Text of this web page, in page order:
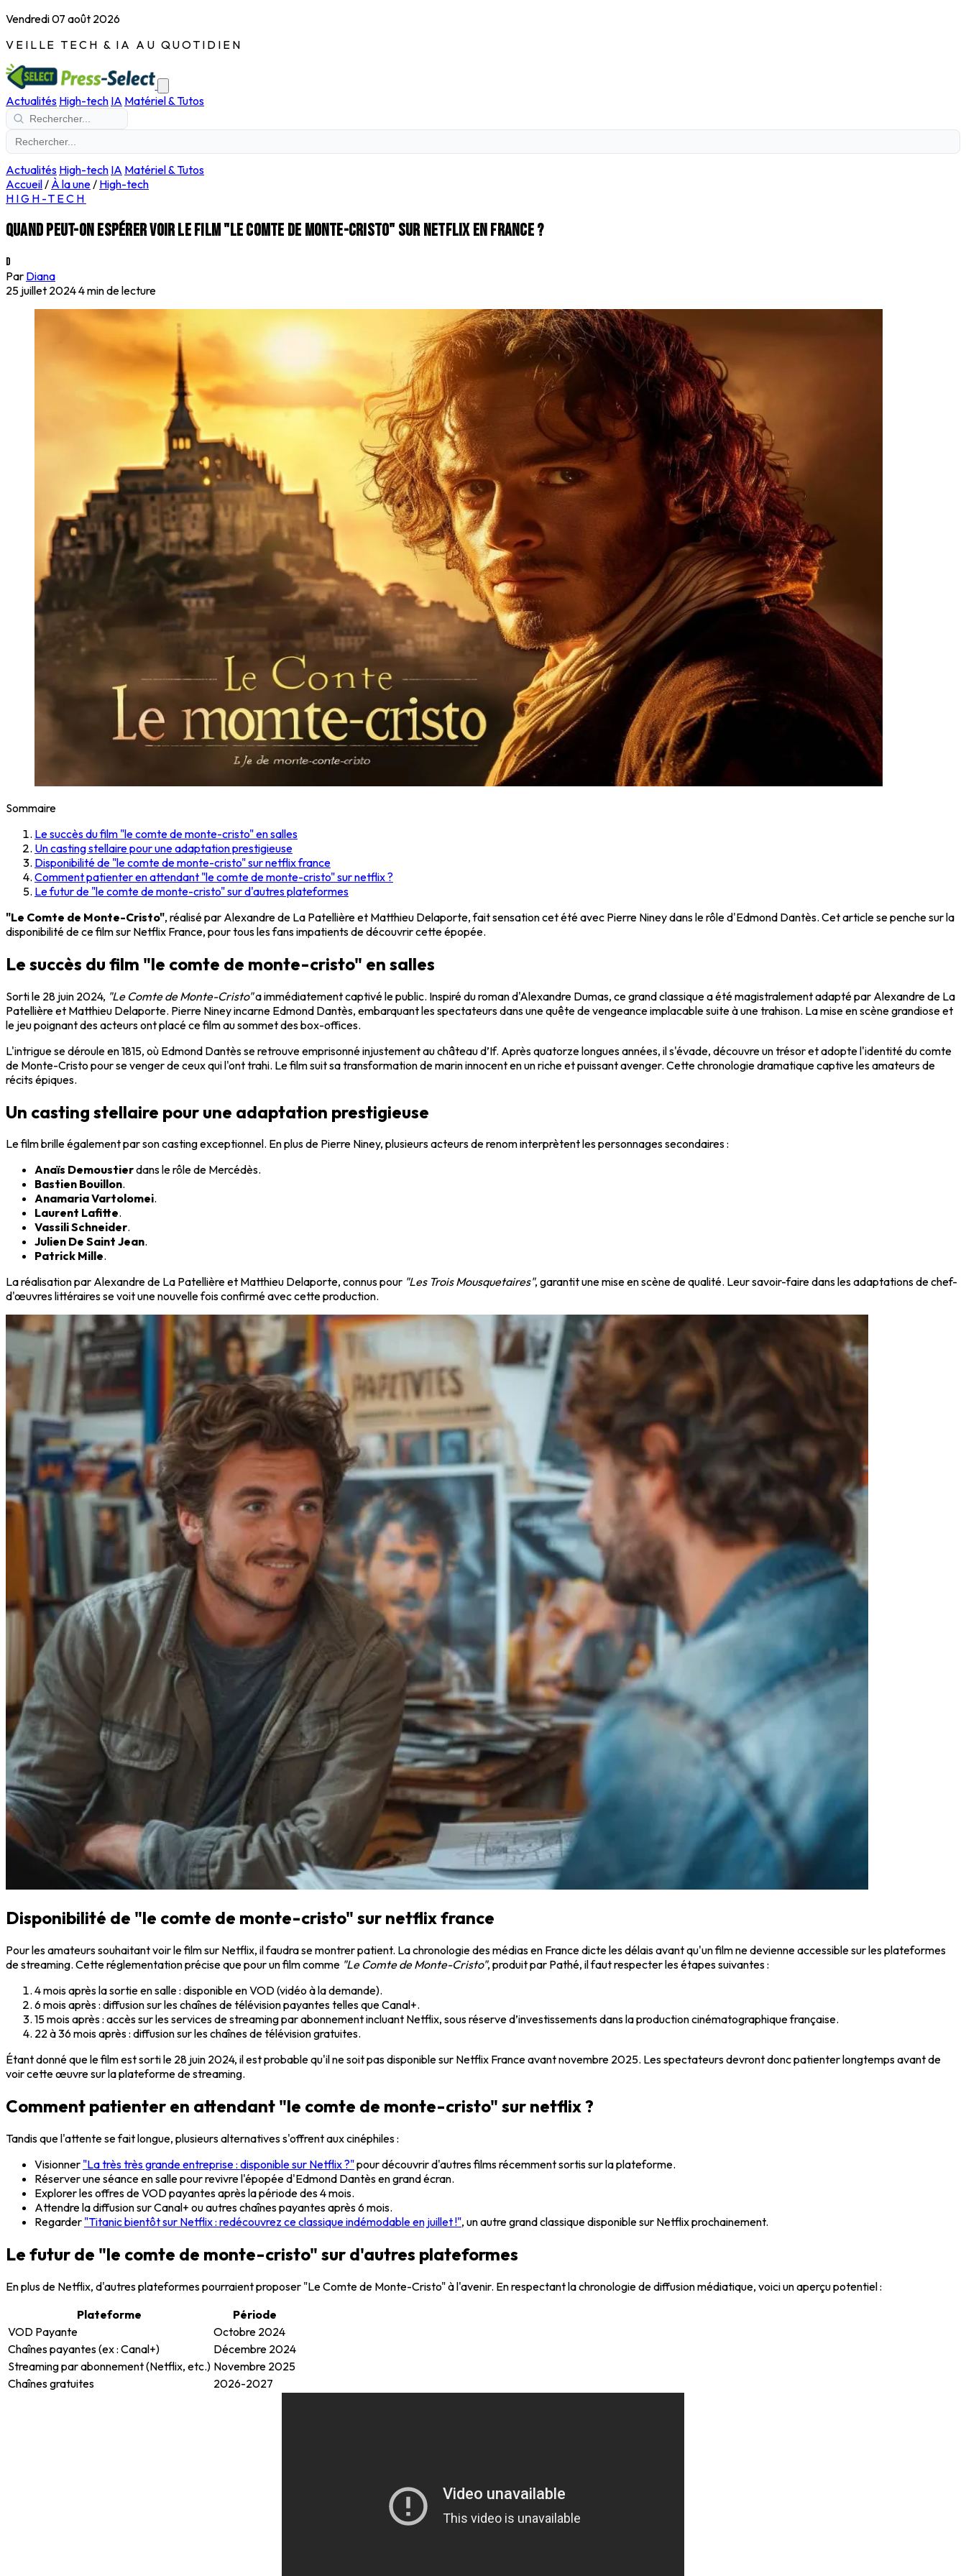
Vendredi 07 août 2026
VEILLE TECH & IA AU QUOTIDIEN
Actualités High-tech IA Matériel & Tutos
Actualités High-tech IA Matériel & Tutos
Accueil/ À la une/ High-tech
HIGH-TECH
Quand peut-on espérer voir le film "Le Comte de Monte-Cristo" sur Netflix en France ?
D
Par Diana
25 juillet 20244 min de lecture
Sommaire
Le succès du film "le comte de monte-cristo" en salles
Un casting stellaire pour une adaptation prestigieuse
Disponibilité de "le comte de monte-cristo" sur netflix france
Comment patienter en attendant "le comte de monte-cristo" sur netflix ?
Le futur de "le comte de monte-cristo" sur d'autres plateformes
"Le Comte de Monte-Cristo", réalisé par Alexandre de La Patellière et Matthieu Delaporte, fait sensation cet été avec Pierre Niney dans le rôle d'Edmond Dantès. Cet article se penche sur la
disponibilité de ce film sur Netflix France, pour tous les fans impatients de découvrir cette épopée.
Le succès du film "le comte de monte-cristo" en salles
Sorti le 28 juin 2024, "Le Comte de Monte-Cristo"a immédiatement captivé le public. Inspiré du roman d'Alexandre Dumas, ce grand classique a été magistralement adapté par Alexandre de La
Patellière et Matthieu Delaporte. Pierre Niney incarne Edmond Dantès, embarquant les spectateurs dans une quête de vengeance implacable suite à une trahison. La mise en scène grandiose et
le jeu poignant des acteurs ont placé ce film au sommet des box-offices.
L'intrigue se déroule en 1815, où Edmond Dantès se retrouve emprisonné injustement au château d’If. Après quatorze longues années, il s'évade, découvre un trésor et adopte l'identité du comte
de Monte-Cristo pour se venger de ceux qui l'ont trahi. Le film suit sa transformation de marin innocent en un riche et puissant avenger. Cette chronologie dramatique captive les amateurs de
récits épiques.
Un casting stellaire pour une adaptation prestigieuse
Le film brille également par son casting exceptionnel. En plus de Pierre Niney, plusieurs acteurs de renom interprètent les personnages secondaires :
Anaïs Demoustierdans le rôle de Mercédès.
Bastien Bouillon.
Anamaria Vartolomei.
Laurent Lafitte.
Vassili Schneider.
Julien De Saint Jean.
Patrick Mille.
La réalisation par Alexandre de La Patellière et Matthieu Delaporte, connus pour "Les Trois Mousquetaires", garantit une mise en scène de qualité. Leur savoir-faire dans les adaptations de chef-
d'œuvres littéraires se voit une nouvelle fois confirmé avec cette production.
Disponibilité de "le comte de monte-cristo" sur netflix france
Pour les amateurs souhaitant voir le film sur Netflix, il faudra se montrer patient. La chronologie des médias en France dicte les délais avant qu'un film ne devienne accessible sur les plateformes
de streaming. Cette réglementation précise que pour un film comme "Le Comte de Monte-Cristo", produit par Pathé, il faut respecter les étapes suivantes :
4 mois après la sortie en salle : disponible en VOD (vidéo à la demande).
6 mois après : diffusion sur les chaînes de télévision payantes telles que Canal+.
15 mois après : accès sur les services de streaming par abonnement incluant Netflix, sous réserve d’investissements dans la production cinématographique française.
22 à 36 mois après : diffusion sur les chaînes de télévision gratuites.
Étant donné que le film est sorti le 28 juin 2024, il est probable qu'il ne soit pas disponible sur Netflix France avant novembre 2025. Les spectateurs devront donc patienter longtemps avant de
voir cette œuvre sur la plateforme de streaming.
Comment patienter en attendant "le comte de monte-cristo" sur netflix ?
Tandis que l'attente se fait longue, plusieurs alternatives s'offrent aux cinéphiles :
Visionner "La très très grande entreprise : disponible sur Netflix ?"pour découvrir d'autres films récemment sortis sur la plateforme.
Réserver une séance en salle pour revivre l'épopée d'Edmond Dantès en grand écran.
Explorer les offres de VOD payantes après la période des 4 mois.
Attendre la diffusion sur Canal+ ou autres chaînes payantes après 6 mois.
Regarder "Titanic bientôt sur Netflix : redécouvrez ce classique indémodable en juillet !", un autre grand classique disponible sur Netflix prochainement.
Le futur de "le comte de monte-cristo" sur d'autres plateformes
En plus de Netflix, d'autres plateformes pourraient proposer "Le Comte de Monte-Cristo" à l'avenir. En respectant la chronologie de diffusion médiatique, voici un aperçu potentiel :
Plateforme
Période
VOD Payante
Octobre 2024
Chaînes payantes (ex : Canal+)
Décembre 2024
Streaming par abonnement (Netflix, etc.) Novembre 2025
Chaînes gratuites
2026-2027